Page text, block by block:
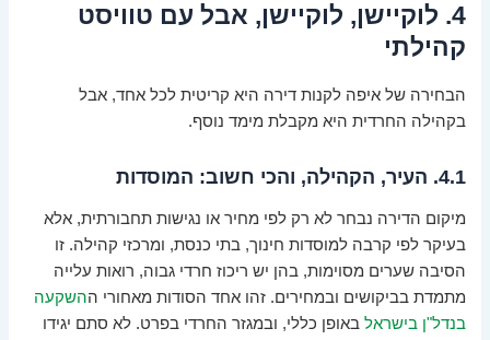
4. לוקיישן, לוקיישן, אבל עם טוויסט
קהילתי
הבחירה של איפה לקנות דירה היא קריטית לכל אחד, אבל
בקהילה החרדית היא מקבלת מימד נוסף.
4.1. העיר, הקהילה, והכי חשוב: המוסדות
מיקום הדירה נבחר לא רק לפי מחיר או נגישות תחבורתית, אלא
בעיקר לפי קרבה למוסדות חינוך, בתי כנסת, ומרכזי קהילה. זו
הסיבה שערים מסוימות, בהן יש ריכוז חרדי גבוה, רואות עלייה
מתמדת בביקושים ובמחירים. זהו אחד הסודות מאחורי ההשקעה
בנדל"ן בישראל באופן כללי, ובמגזר החרדי בפרט. לא סתם יגידו